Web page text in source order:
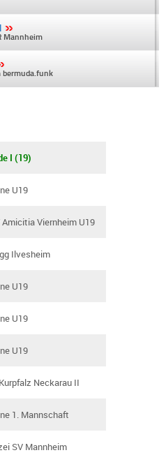
Mannheim
bermuda.funk
I (19)
U19
Amicitia Viernheim U19
Ilvesheim
U19
U19
U19
Neckarau II
1. Mannschaft
SV Mannheim